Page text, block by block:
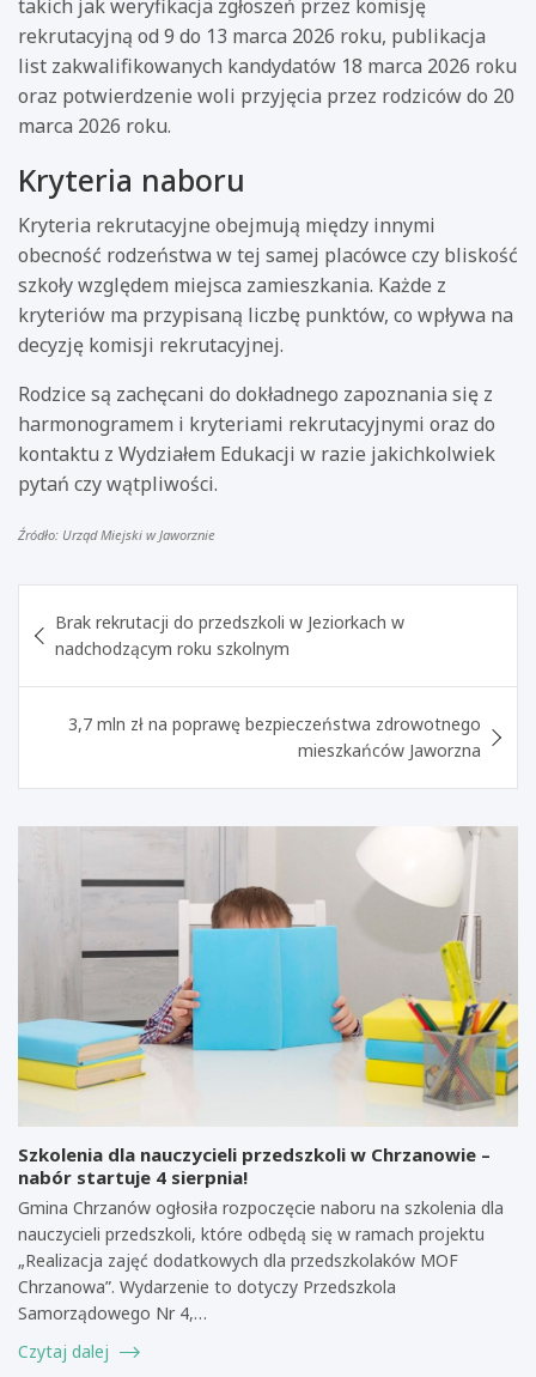
takich jak weryfikacja zgłoszeń przez komisję
rekrutacyjną od 9 do 13 marca 2026 roku, publikacja
list zakwalifikowanych kandydatów 18 marca 2026 roku
oraz potwierdzenie woli przyjęcia przez rodziców do 20
marca 2026 roku.
Kryteria naboru
Kryteria rekrutacyjne obejmują między innymi
obecność rodzeństwa w tej samej placówce czy bliskość
szkoły względem miejsca zamieszkania. Każde z
kryteriów ma przypisaną liczbę punktów, co wpływa na
decyzję komisji rekrutacyjnej.
Rodzice są zachęcani do dokładnego zapoznania się z
harmonogramem i kryteriami rekrutacyjnymi oraz do
kontaktu z Wydziałem Edukacji w razie jakichkolwiek
pytań czy wątpliwości.
Źródło: Urząd Miejski w Jaworznie
wpisu
Brak rekrutacji do przedszkoli w Jeziorkach w
nadchodzącym roku szkolnym
3,7 mln zł na poprawę bezpieczeństwa zdrowotnego
mieszkańców Jaworzna
Szkolenia dla nauczycieli przedszkoli w Chrzanowie –
nabór startuje 4 sierpnia!
Gmina Chrzanów ogłosiła rozpoczęcie naboru na szkolenia dla
nauczycieli przedszkoli, które odbędą się w ramach projektu
„Realizacja zajęć dodatkowych dla przedszkolaków MOF
Chrzanowa”. Wydarzenie to dotyczy Przedszkola
Samorządowego Nr 4,…
Czytaj dalej